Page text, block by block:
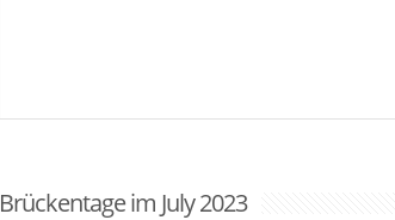
Brückentage im July 2023